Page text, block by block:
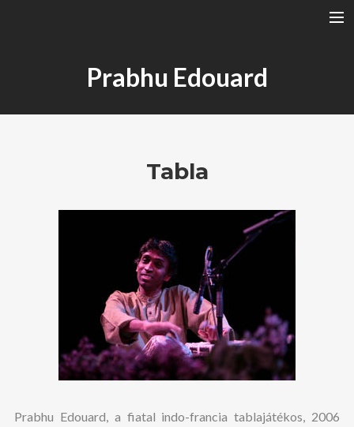
A RÁGA RENDSZEREPrabhu Edouard
Tabla
Prabhu Edouard, a fiatal indo-francia tablajátékos, 2006